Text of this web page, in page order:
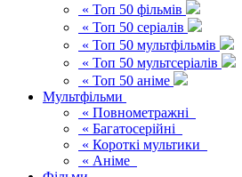
« Топ 50 фільмів
« Топ 50 серіалів
« Топ 50 мультфільмів
« Топ 50 мультсеріалів
« Топ 50 аніме
Мультфільми
« Повнометражні
« Багатосерійні
« Короткі мультики
« Аніме